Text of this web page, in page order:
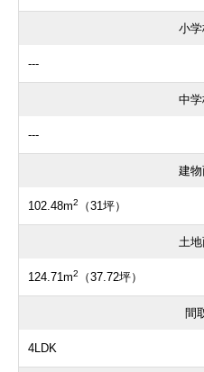
小
---
中
---
建
102.48m2 （31坪）
土
124.71m2 （37.72坪）
間
4LDK